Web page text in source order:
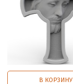
В КОРЗИНУ